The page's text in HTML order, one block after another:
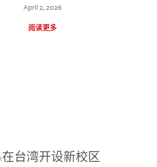
April 2, 2026
阅读更多
在台湾开设新校区